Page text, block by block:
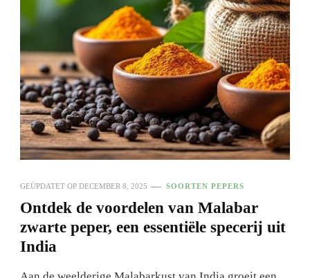
GEÜPDATET OP DECEMBER 8, 2025 SOORTEN PEPERS
Ontdek de voordelen van Malabar
zwarte peper, een essentiële specerij uit
India